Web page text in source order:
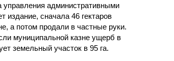
управления административными
издание, сначала 46 гектаров
а потом продали в частные руки.
муниципальной казне ущерб в
земельный участок в 95 га.